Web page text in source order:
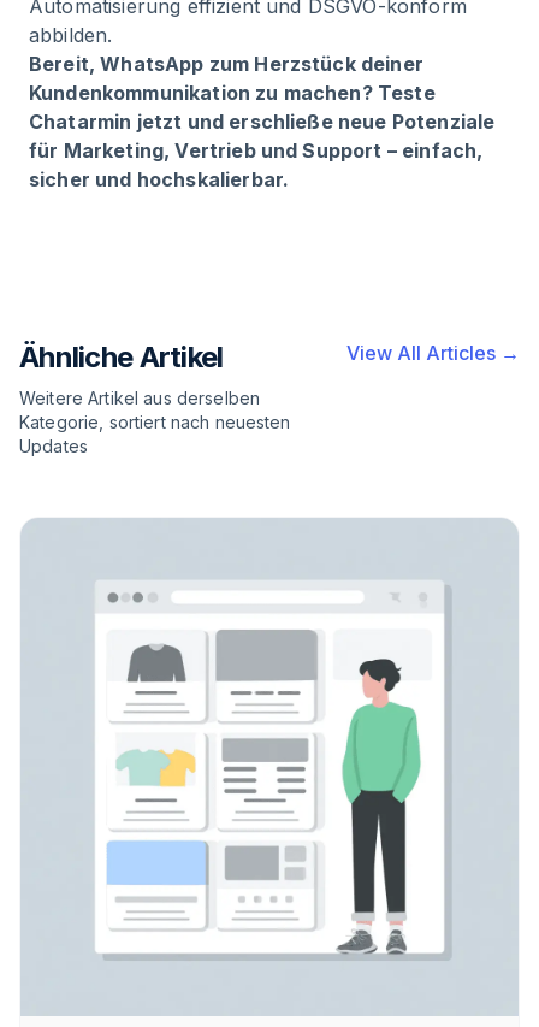
Automatisierung effizient und DSGVO-konform
abbilden.
Bereit, WhatsApp zum Herzstück deiner
Kundenkommunikation zu machen? Teste
Chatarmin jetzt und erschließe neue Potenziale
für Marketing, Vertrieb und Support – einfach,
sicher und hochskalierbar.
Ähnliche Artikel
Weitere Artikel aus derselben
Kategorie, sortiert nach neuesten
Updates
View All Articles →